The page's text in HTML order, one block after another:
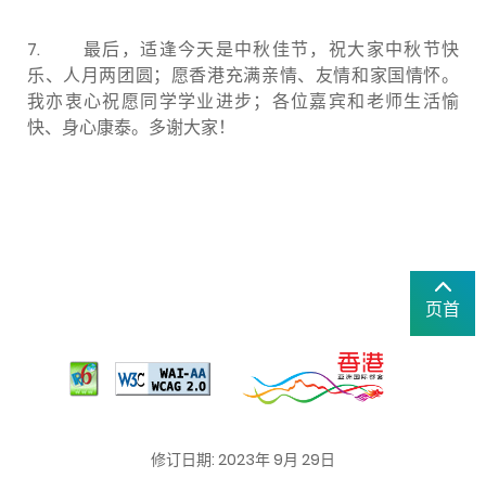
7.
最后，适逢今天是中秋佳节，祝大家中秋节快
乐、人月两团圆；愿香港充满亲情、友情和家国情怀。
我亦衷心祝愿同学学业进步；各位嘉宾和老师生活愉
快、身心康泰。多谢大家！
页首
修订日期: 2023年 9月 29日